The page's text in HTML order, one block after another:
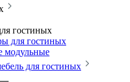
гостиных
для гостиных
модульные
для гостиных